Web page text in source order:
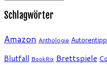
Schlagwörter
Amazon Anthologie
Blutfall BookRix Brettspiele